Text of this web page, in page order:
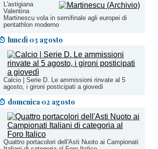
L'astigiana
Valentina
Martinescu vola in semifinale agli europei di
pentathlon moderno
lunedì 03 agosto
Calcio | Serie D. Le ammissioni rinvate al 5
agosto, i gironi posticipati a giovedì
domenica 02 agosto
Quattro portacolori dell'Asti Nuoto ai Campionati